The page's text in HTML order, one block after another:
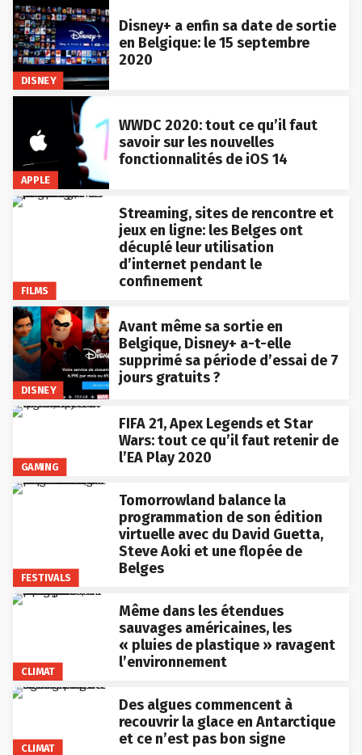
DISNEY
Disney+ a enfin sa date de sortie
en Belgique: le 15 septembre
2020
APPLE
WWDC 2020: tout ce qu’il faut
savoir sur les nouvelles
fonctionnalités de iOS 14
FILMS
Streaming, sites de rencontre et
jeux en ligne: les Belges ont
décuplé leur utilisation
d’internet pendant le
confinement
DISNEY
Avant même sa sortie en
Belgique, Disney+ a-t-elle
supprimé sa période d’essai de 7
jours gratuits ?
GAMING
FIFA 21, Apex Legends et Star
Wars: tout ce qu’il faut retenir de
l’EA Play 2020
FESTIVALS
Tomorrowland balance la
programmation de son édition
virtuelle avec du David Guetta,
Steve Aoki et une flopée de
Belges
CLIMAT
Même dans les étendues
sauvages américaines, les
« pluies de plastique » ravagent
l’environnement
CLIMAT
Des algues commencent à
recouvrir la glace en Antarctique
et ce n’est pas bon signe